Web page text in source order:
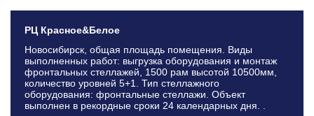
РЦ Красное&Белое
Новосибирск, общая площадь помещения. Виды
выполненных работ: выгрузка оборудования и монтаж
фронтальных стеллажей, 1500 рам высотой 10500мм,
количество уровней 5+1. Тип стеллажного
оборудования: фронтальные стеллажи. Объект
выполнен в рекордные сроки 24 календарных дня. .